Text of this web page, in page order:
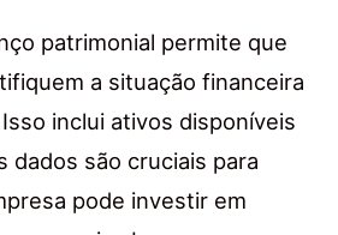
patrimonial permite que
a situação financeira
inclui ativos disponíveis
dados são cruciais para
pode investir em